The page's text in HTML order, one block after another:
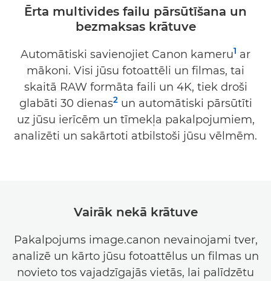
LEJUPIELĀDĒJIET
SADERĪBA
ATBALSTS
Ērta multivides failu pārsūtīšana un
bezmaksas krātuve
Automātiski savienojiet Canon kameru1 ar
mākoni. Visi jūsu fotoattēli un filmas, tai
skaitā RAW formāta faili un 4K, tiek droši
glabāti 30 dienas2un automātiski pārsūtīti
uz jūsu ierīcēm un tīmekļa pakalpojumiem,
analizēti un sakārtoti atbilstoši jūsu vēlmēm.
Vairāk nekā krātuve
Pakalpojums image.canon nevainojami tver,
analizē un kārto jūsu fotoattēlus un filmas un
novieto tos vajadzīgajās vietās, lai palīdzētu